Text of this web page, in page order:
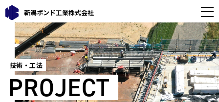
新潟ボンド工業株式会社
技術・工法
PROJECT